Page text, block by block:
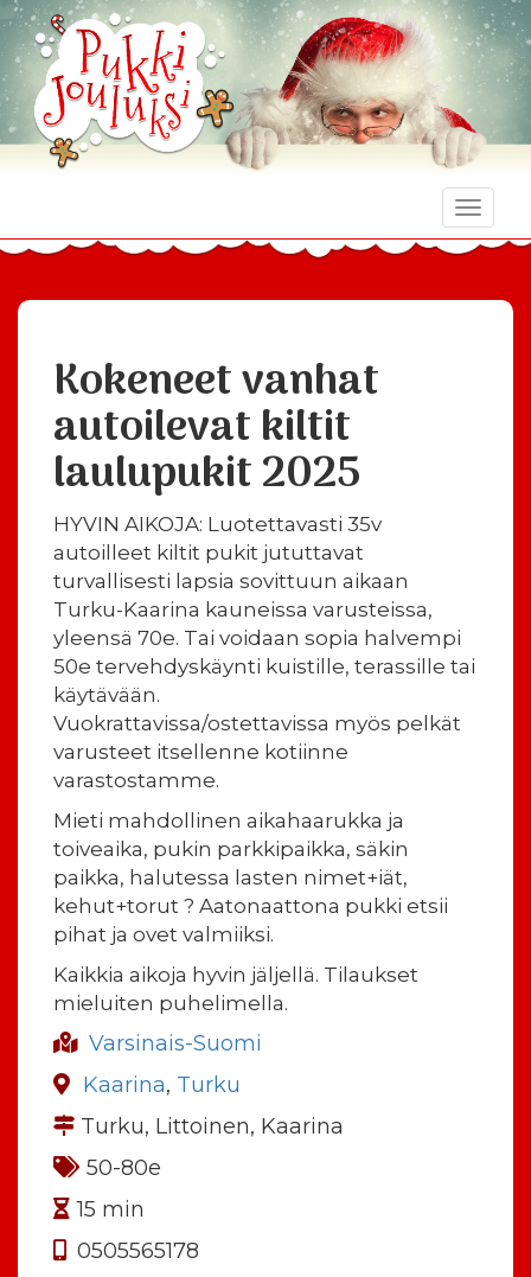
Toggle
Kokeneet vanhat
autoilevat kiltit
laulupukit 2025
HYVIN AIKOJA: Luotettavasti 35v
autoilleet kiltit pukit jututtavat
turvallisesti lapsia sovittuun aikaan
Turku-Kaarina kauneissa varusteissa,
yleensä 70e. Tai voidaan sopia halvempi
50e tervehdyskäynti kuistille, terassille tai
käytävään.
Vuokrattavissa/ostettavissa myös pelkät
varusteet itsellenne kotiinne
varastostamme.
Mieti mahdollinen aikahaarukka ja
toiveaika, pukin parkkipaikka, säkin
paikka, halutessa lasten nimet+iät,
kehut+torut ? Aatonaattona pukki etsii
pihat ja ovet valmiiksi.
Kaikkia aikoja hyvin jäljellä. Tilaukset
mieluiten puhelimella.
Varsinais-Suomi
Kaarina, Turku
Turku, Littoinen, Kaarina
50-80e
15 min
0505565178